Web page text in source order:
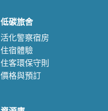
低碳旅舍
活化警察宿房
住宿體驗
住客環保守則
價格與預訂